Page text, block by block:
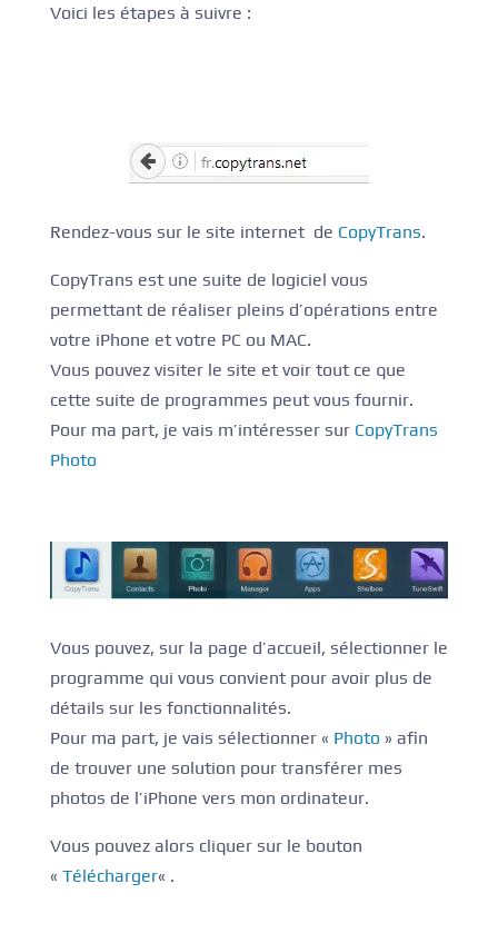
Voici les étapes à suivre :
Rendez-vous sur le site internet de CopyTrans.
CopyTrans est une suite de logiciel vous
permettant de réaliser pleins d’opérations entre
votre iPhone et votre PC ou MAC.
Vous pouvez visiter le site et voir tout ce que
cette suite de programmes peut vous fournir.
Pour ma part, je vais m’intéresser sur CopyTrans
Photo
Vous pouvez, sur la page d’accueil, sélectionner le
programme qui vous convient pour avoir plus de
détails sur les fonctionnalités.
Pour ma part, je vais sélectionner « Photo » afin
de trouver une solution pour transférer mes
photos de l’iPhone vers mon ordinateur.
Vous pouvez alors cliquer sur le bouton
« Télécharger« .